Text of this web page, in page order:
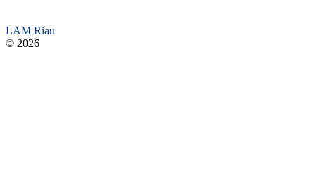
LAM Riau
© 2026